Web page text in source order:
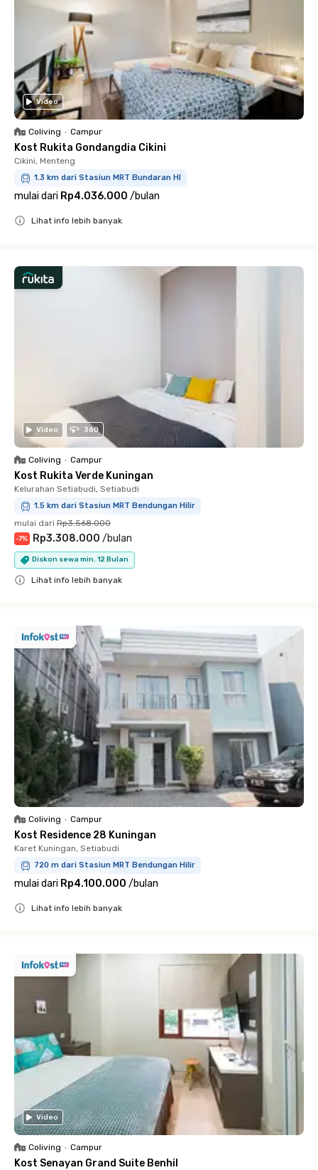
Video
Coliving • Campur
Kost Rukita Gondangdia Cikini
Cikini, Menteng
1.3 km dari Stasiun MRT Bundaran HI
mulai dari Rp4.036.000 /bulan
Lihat info lebih banyak
Video 360
Coliving • Campur
Kost Rukita Verde Kuningan
Kelurahan Setiabudi, Setiabudi
1.5 km dari Stasiun MRT Bendungan Hilir
mulai dari Rp3.568.000
-7% Rp3.308.000 /bulan
Diskon sewa min. 12 Bulan
Lihat info lebih banyak
Coliving • Campur
Kost Residence 28 Kuningan
Karet Kuningan, Setiabudi
720 m dari Stasiun MRT Bendungan Hilir
mulai dari Rp4.100.000 /bulan
Lihat info lebih banyak
Video
Coliving • Campur
Kost Senayan Grand Suite Benhil